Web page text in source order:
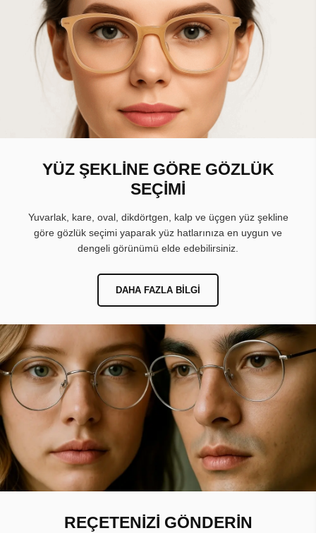
YÜZ ŞEKLİNE GÖRE GÖZLÜK
SEÇİMİ
Yuvarlak, kare, oval, dikdörtgen, kalp ve üçgen yüz şekline
göre gözlük seçimi yaparak yüz hatlarınıza en uygun ve
dengeli görünümü elde edebilirsiniz.
DAHA FAZLA BILGI
REÇETENİZİ GÖNDERİN